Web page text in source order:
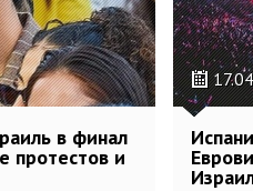
в финал
протестов и